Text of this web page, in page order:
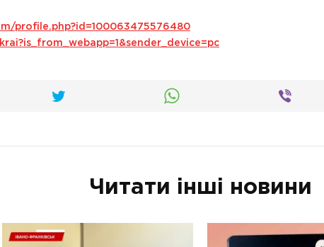
profile.php?id=100063475576480
Читати інші новини